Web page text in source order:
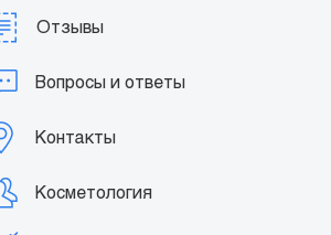
Отзывы
Вопросы и ответы
Контакты
Косметология